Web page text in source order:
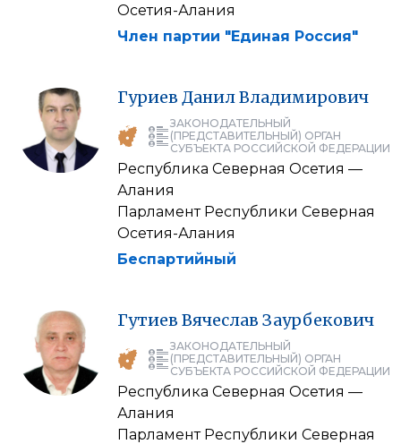
Осетия-Алания
Член партии "Единая Россия"
Гуриев ДанилВладимирович
ЗАКОНОДАТЕЛЬНЫЙ
(ПРЕДСТАВИТЕЛЬНЫЙ) ОРГАН
СУБЪЕКТА РОССИЙСКОЙ ФЕДЕРАЦИИ
Республика Северная Осетия —
Алания
Парламент Республики Северная
Осетия-Алания
Беспартийный
Гутиев Вячеслав Заурбекович
ЗАКОНОДАТЕЛЬНЫЙ
(ПРЕДСТАВИТЕЛЬНЫЙ) ОРГАН
СУБЪЕКТА РОССИЙСКОЙ ФЕДЕРАЦИИ
Республика Северная Осетия —
Алания
Парламент Республики Северная